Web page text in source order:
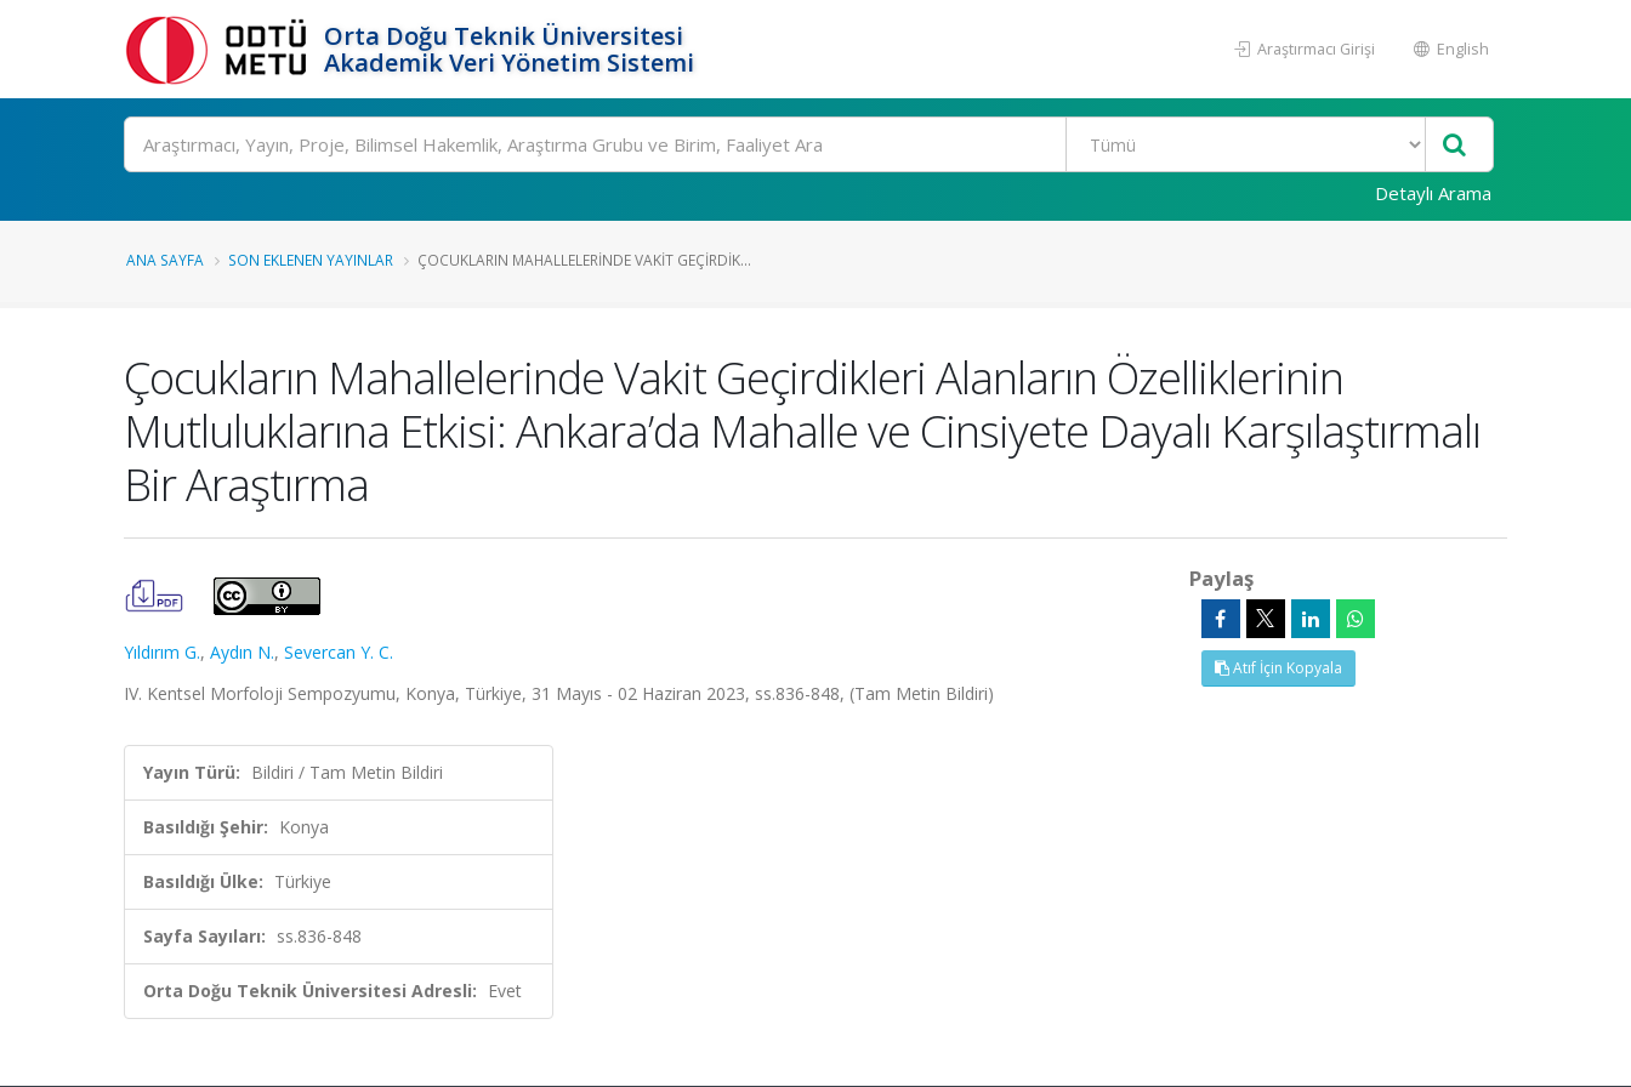
Orta Doğu Teknik Üniversitesi
Akademik Veri Yönetim Sistemi
Araştırmacı Girişi English
Ara
Detaylı Arama
ANA SAYFA SON EKLENEN YAYINLAR ÇOCUKLARIN MAHALLELERINDE VAKIT GEÇIRDIK...
Çocukların Mahallelerinde Vakit Geçirdikleri Alanların Özelliklerinin
Mutluluklarına Etkisi: Ankara’da Mahalle ve Cinsiyete Dayalı Karşılaştırmalı
Bir Araştırma
Yıldırım G., Aydın N., Severcan Y. C.
IV. Kentsel Morfoloji Sempozyumu, Konya, Türkiye, 31 Mayıs - 02 Haziran 2023, ss.836-848, (Tam Metin Bildiri)
Yayın Türü: Bildiri / Tam Metin Bildiri
Basıldığı Şehir: Konya
Basıldığı Ülke: Türkiye
Sayfa Sayıları: ss.836-848
Orta Doğu Teknik Üniversitesi Adresli: Evet
Paylaş
Atıf İçin Kopyala